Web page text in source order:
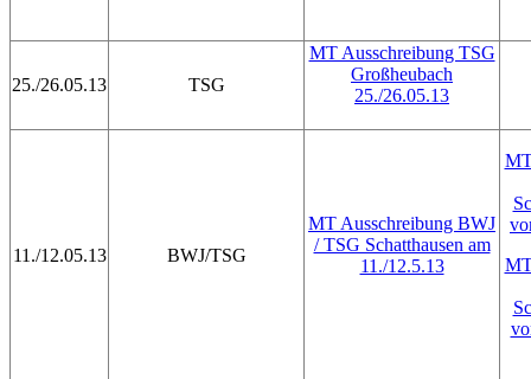
25./26.05.13 TSG
MT Ausschreibung TSG
Großheubach
25./26.05.13
11./12.05.13 BWJ/TSG
MT Ausschreibung BWJ
/ TSG Schatthausen am
11./12.5.13